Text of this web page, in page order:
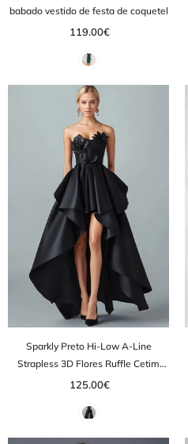
babado vestido de festa de coquetel
119.00€
Sparkly Preto Hi-Low A-Line
Strapless 3D Flores Ruffle Cetim
Vestido Formal
125.00€